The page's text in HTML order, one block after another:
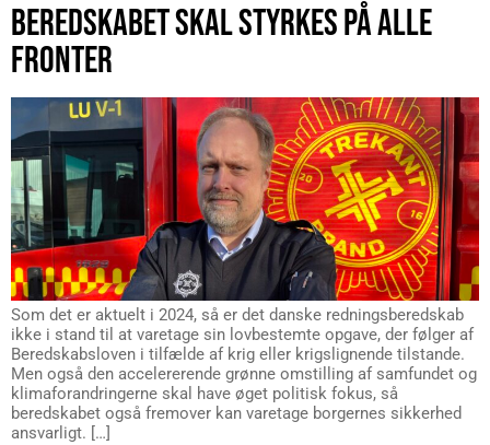
BEREDSKABET SKAL STYRKES PÅ ALLE
FRONTER
Som det er aktuelt i 2024, så er det danske redningsberedskab
ikke i stand til at varetage sin lovbestemte opgave, der følger af
Beredskabsloven i tilfælde af krig eller krigslignende tilstande.
Men også den accelererende grønne omstilling af samfundet og
klimaforandringerne skal have øget politisk fokus, så
beredskabet også fremover kan varetage borgernes sikkerhed
ansvarligt. […]